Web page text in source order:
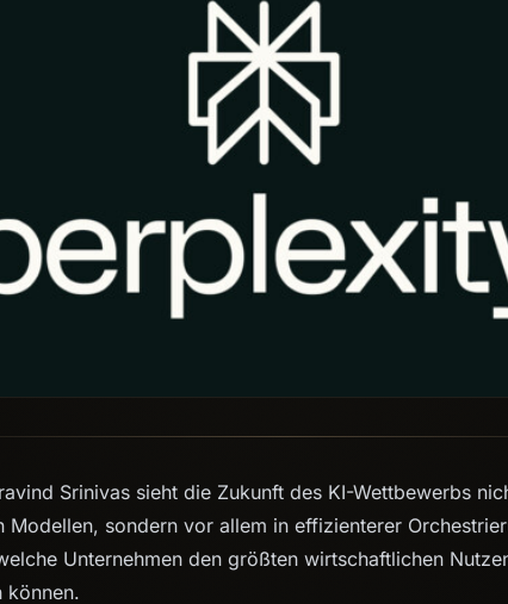
Srinivas sieht die Zukunft des KI-Wettbewerbs
Modellen, sondern vor allem in effizienterer
Unternehmen den größten wirtschaftlichen
können.